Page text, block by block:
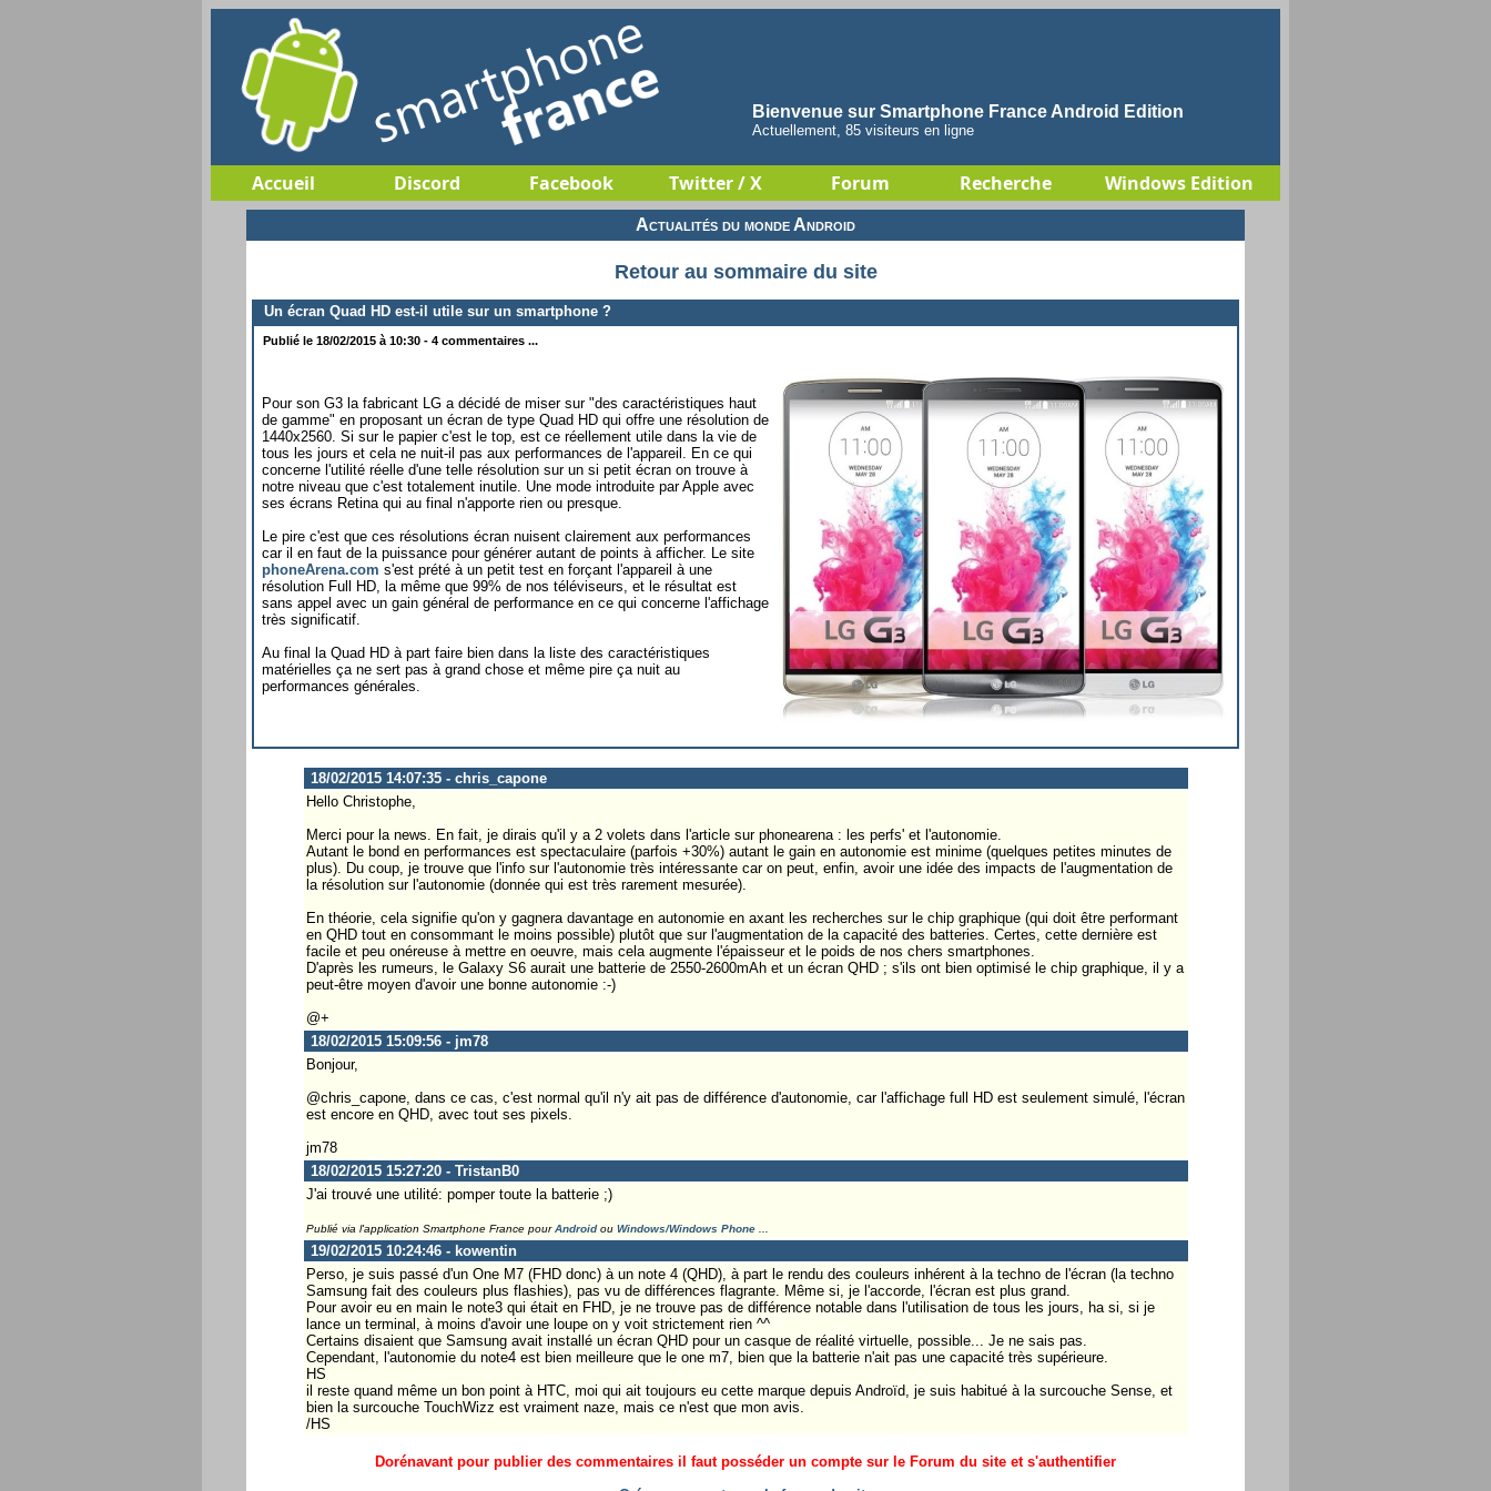
Bienvenue sur Smartphone France Android Edition
Actuellement, 85 visiteurs en ligne
Accueil Discord Facebook Twitter / X Forum Recherche Windows Edition
Actualités du monde Android
Retour au sommaire du site
Un écran Quad HD est-il utile sur un smartphone ?
Publié le 18/02/2015 à 10:30 - 4 commentaires ...
Pour son G3 la fabricant LG a décidé de miser sur "des caractéristiques haut
de gamme" en proposant un écran de type Quad HD qui offre une résolution de
1440x2560. Si sur le papier c'est le top, est ce réellement utile dans la vie de
tous les jours et cela ne nuit-il pas aux performances de l'appareil. En ce qui
concerne l'utilité réelle d'une telle résolution sur un si petit écran on trouve à
notre niveau que c'est totalement inutile. Une mode introduite par Apple avec
ses écrans Retina qui au final n'apporte rien ou presque.
Le pire c'est que ces résolutions écran nuisent clairement aux performances
car il en faut de la puissance pour générer autant de points à afficher. Le site
phoneArena.com s'est prété à un petit test en forçant l'appareil à une
résolution Full HD, la même que 99% de nos téléviseurs, et le résultat est
sans appel avec un gain général de performance en ce qui concerne l'affichage
très significatif.
Au final la Quad HD à part faire bien dans la liste des caractéristiques
matérielles ça ne sert pas à grand chose et même pire ça nuit au
performances générales.
18/02/2015 14:07:35 - chris_capone
Hello Christophe,
Merci pour la news. En fait, je dirais qu'il y a 2 volets dans l'article sur phonearena : les perfs' et l'autonomie.
Autant le bond en performances est spectaculaire (parfois +30%) autant le gain en autonomie est minime (quelques petites minutes de
plus). Du coup, je trouve que l'info sur l'autonomie très intéressante car on peut, enfin, avoir une idée des impacts de l'augmentation de
la résolution sur l'autonomie (donnée qui est très rarement mesurée).
En théorie, cela signifie qu'on y gagnera davantage en autonomie en axant les recherches sur le chip graphique (qui doit être performant
en QHD tout en consommant le moins possible) plutôt que sur l'augmentation de la capacité des batteries. Certes, cette dernière est
facile et peu onéreuse à mettre en oeuvre, mais cela augmente l'épaisseur et le poids de nos chers smartphones.
D'après les rumeurs, le Galaxy S6 aurait une batterie de 2550-2600mAh et un écran QHD ; s'ils ont bien optimisé le chip graphique, il y a
peut-être moyen d'avoir une bonne autonomie :-)
@+
18/02/2015 15:09:56 - jm78
Bonjour,
@chris_capone, dans ce cas, c'est normal qu'il n'y ait pas de différence d'autonomie, car l'affichage full HD est seulement simulé, l'écran
est encore en QHD, avec tout ses pixels.
jm78
18/02/2015 15:27:20 - TristanB0
J'ai trouvé une utilité: pomper toute la batterie ;)
Publié via l'application Smartphone France pourAndroidou Windows/Windows Phone...
19/02/2015 10:24:46 - kowentin
Perso, je suis passé d'un One M7 (FHD donc) à un note 4 (QHD), à part le rendu des couleurs inhérent à la techno de l'écran (la techno
Samsung fait des couleurs plus flashies), pas vu de différences flagrante. Même si, je l'accorde, l'écran est plus grand.
Pour avoir eu en main le note3 qui était en FHD, je ne trouve pas de différence notable dans l'utilisation de tous les jours, ha si, si je
lance un terminal, à moins d'avoir une loupe on y voit strictement rien ^^
Certains disaient que Samsung avait installé un écran QHD pour un casque de réalité virtuelle, possible... Je ne sais pas.
Cependant, l'autonomie du note4 est bien meilleure que le one m7, bien que la batterie n'ait pas une capacité très supérieure.
HS
il reste quand même un bon point à HTC, moi qui ait toujours eu cette marque depuis Androïd, je suis habitué à la surcouche Sense, et
bien la surcouche TouchWizz est vraiment naze, mais ce n'est que mon avis.
/HS
Dorénavant pour publier des commentaires il faut posséder un compte sur le Forum du site et s'authentifier